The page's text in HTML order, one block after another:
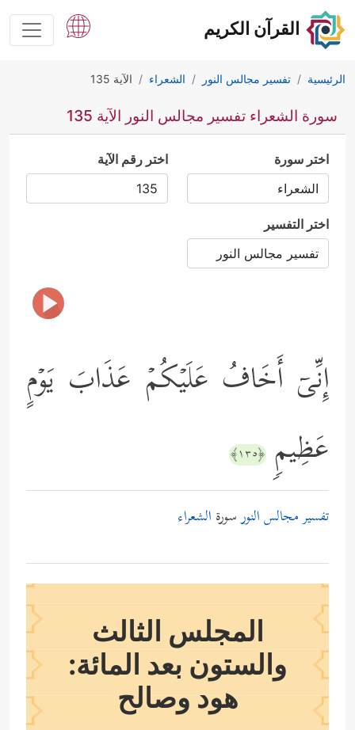
القرآن الكريم
الرئيسية تفسير مجالس النور الشعراء الآية 135
سورة الشعراء تفسير مجالس النور الآية 135
اختر سورة اختر رقم الآية
اختر التفسير
إِنِّیۤ أَخَافُ عَلَیۡكُمۡ عَذَابَ یَوۡمٍ
عَظِیمࣲ ﴿١٣٥﴾
تفسير مجالس النورسورة الشعراء
المجلس الثالث
والستون بعد المائة:
هود وصالح